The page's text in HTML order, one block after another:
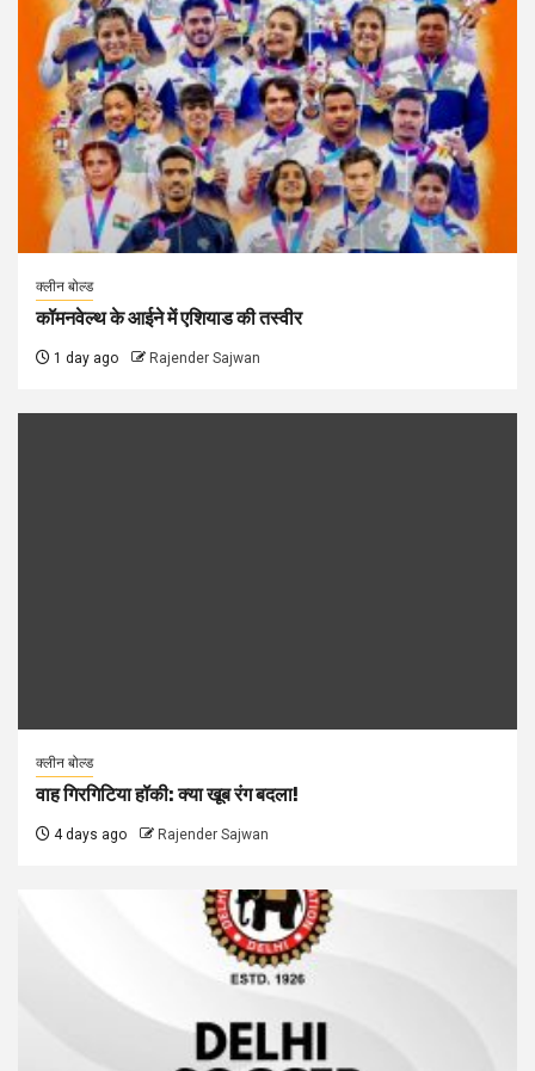
क्लीन बोल्ड
कॉमनवेल्थ के आईने में एशियाड की तस्वीर
1 day ago Rajender Sajwan
क्लीन बोल्ड
वाह गिरगिटिया हॉकी: क्या खूब रंग बदला!
4 days ago Rajender Sajwan